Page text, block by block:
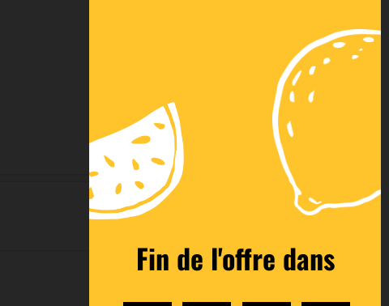
Fin de l'offre dans